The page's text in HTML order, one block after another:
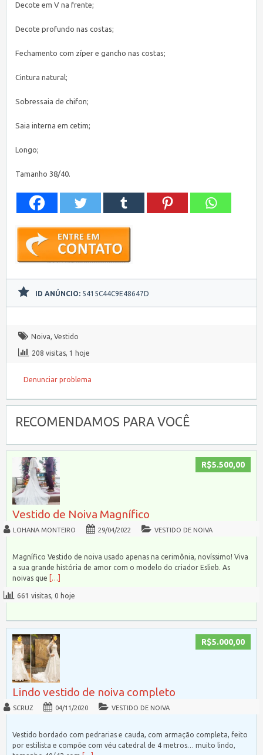
Decote em V na frente;
Decote profundo nas costas;
Fechamento com zíper e gancho nas costas;
Cintura natural;
Sobressaia de chifon;
Saia interna em cetim;
Longo;
Tamanho 38/40.
ID ANÚNCIO: 5415C44C9E48647D
Noiva, Vestido
208 visitas, 1 hoje
Denunciar problema
RECOMENDAMOS PARA VOCÊ
R$5.500,00
Vestido de Noiva Magnífico
LOHANA MONTEIRO 29/04/2022 VESTIDO DE NOIVA
Magnífico Vestido de noiva usado apenas na cerimônia, novíssimo! Viva
a sua grande história de amor com o modelo do criador Eslieb. As
noivas que
[…]
661 visitas, 0 hoje
R$5.000,00
Lindo vestido de noiva completo
SCRUZ 04/11/2020 VESTIDO DE NOIVA
Vestido bordado com pedrarias e cauda, com armação completa, feito
por estilista e compõe com véu catedral de 4 metros… muito lindo,